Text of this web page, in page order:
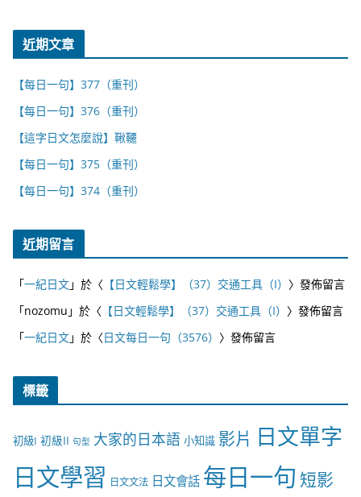
近期文章
【每日一句】377（重刊）
【每日一句】376（重刊）
【這字日文怎麼說】鞦韆
【每日一句】375（重刊）
【每日一句】374（重刊）
近期留言
「一紀日文」於〈 【日文輕鬆學】（37）交通工具（I） 〉發佈留言
「nozomu 」於〈 【日文輕鬆學】（37）交通工具（I） 〉發佈留言
「一紀日文」於〈日文每日一句（3576） 〉發佈留言
標籤
初級I 初級II 句型 大家的日本語 小知識 影片 日文單字
日文學習 日文文法 日文會話 每日一句 短影